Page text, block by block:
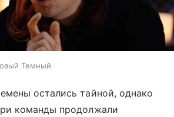
Темный
остались тайной, однако
команды продолжали